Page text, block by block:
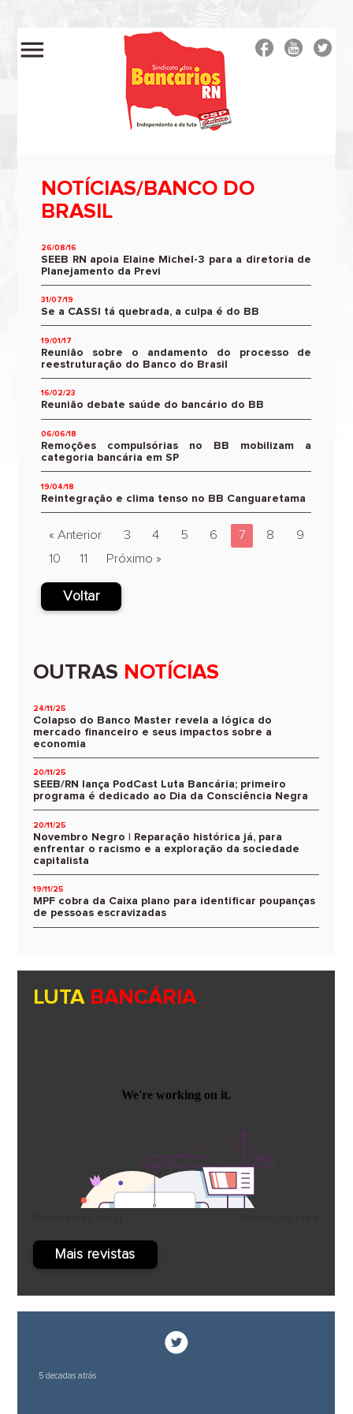
menu
NOTÍCIAS/BANCO DO
BRASIL
26/08/16
SEEB RN apoia Elaine Michel-3 para a diretoria de
Planejamento da Previ
31/07/19
Se a CASSI tá quebrada, a culpa é do BB
19/01/17
Reunião sobre o andamento do processo de
reestruturação do Banco do Brasil
16/02/23
Reunião debate saúde do bancário do BB
06/06/18
Remoções compulsórias no BB mobilizam a
categoria bancária em SP
19/04/18
Reintegração e clima tenso no BB Canguaretama
« Anterior 3 4 5 6 7 8
9
10
11 Próximo »
Voltar
OUTRAS NOTÍCIAS
24/11/25
Colapso do Banco Master revela a lógica do
mercado financeiro e seus impactos sobre a
economia
20/11/25
SEEB/RN lança PodCast Luta Bancária; primeiro
programa é dedicado ao Dia da Consciência Negra
20/11/25
Novembro Negro | Reparação histórica já, para
enfrentar o racismo e a exploração da sociedade
capitalista
19/11/25
MPF cobra da Caixa plano para identificar poupanças
de pessoas escravizadas
LUTA BANCÁRIA
Mais revistas
5 decadas atrás